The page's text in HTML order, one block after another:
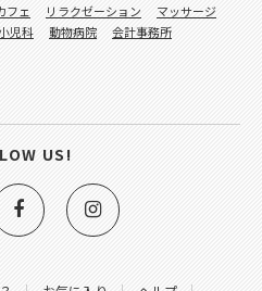
フェ リラクゼーション
マッサージ
児科 動物病院
会計事務所
US!